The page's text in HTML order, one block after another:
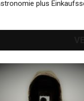
plus